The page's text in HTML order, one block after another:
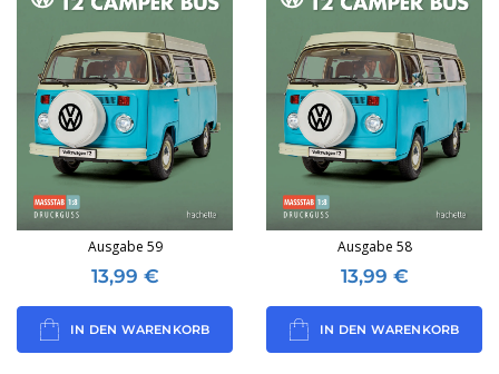
Ausgabe 59
13,99 €
IN DEN WARENKORB
Ausgabe 58
13,99 €
IN DEN WARENKORB